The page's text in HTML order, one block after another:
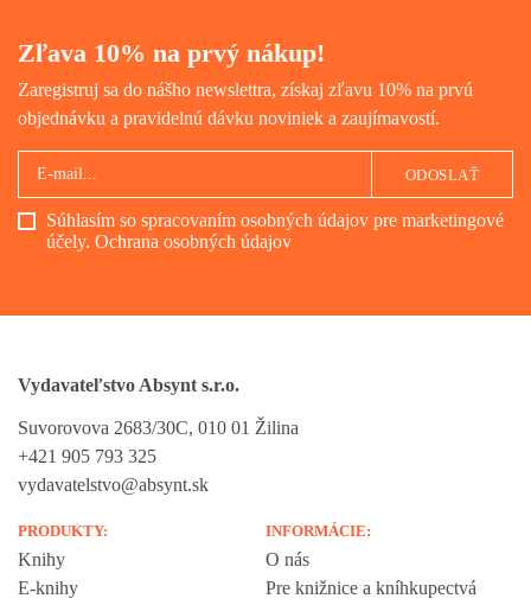
Zľava 10% na prvý nákup!
Zaregistruj sa do nášho newslettra, získaj zľavu 10% na prvú
objednávku a pravidelnú dávku noviniek a zaujímavostí.
Súhlasím so spracovaním osobných údajov pre marketingové
účely. Ochrana osobných údajov
ODOSLAŤ
Vydavateľstvo Absynt s.r.o.
Suvorovova 2683/30C, 010 01 Žilina
+421 905 793 325
vydavatelstvo@absynt.sk
PRODUKTY:
Knihy
E-knihy
INFORMÁCIE:
O nás
Pre knižnice a kníhkupectvá